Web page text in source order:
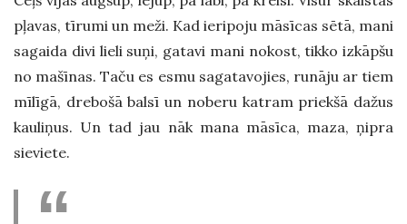
pļavas, tīrumi un meži. Kad ieripoju māsīcas sētā, mani
sagaida divi lieli suņi, gatavi mani nokost, tikko izkāpšu
no mašīnas. Taču es esmu sagatavojies, runāju ar tiem
mīlīgā, drebošā balsī un noberu katram priekšā dažus
kauliņus. Un tad jau nāk mana māsīca, maza, ņipra
sieviete.